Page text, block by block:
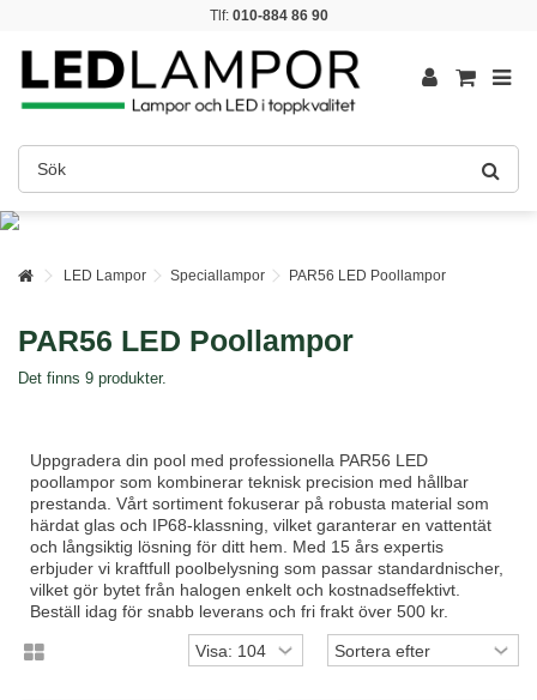
Tlf: 010-884 86 90
LED Lampor Speciallampor PAR56 LED Poollampor
PAR56 LED Poollampor
Det finns 9 produkter.
Uppgradera din pool med professionella PAR56 LED
poollampor som kombinerar teknisk precision med hållbar
prestanda. Vårt sortiment fokuserar på robusta material som
härdat glas och IP68-klassning, vilket garanterar en vattentät
och långsiktig lösning för ditt hem. Med 15 års expertis
erbjuder vi kraftfull poolbelysning som passar standardnischer,
vilket gör bytet från halogen enkelt och kostnadseffektivt.
Beställ idag för snabb leverans och fri frakt över 500 kr.